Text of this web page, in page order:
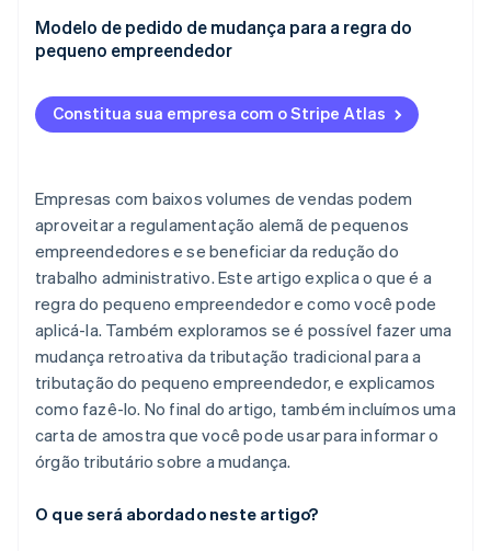
Quais casos especiais você deve considerar ao
mudar para a regra do pequeno empreendedor?
Modelo de pedido de mudança para a regra do
pequeno empreendedor
Constitua sua empresa com o Stripe Atlas
Empresas com baixos volumes de vendas podem
aproveitar a regulamentação alemã de pequenos
empreendedores e se beneficiar da redução do
trabalho administrativo. Este artigo explica o que é a
regra do pequeno empreendedor e como você pode
aplicá-la. Também exploramos se é possível fazer uma
mudança retroativa da tributação tradicional para a
tributação do pequeno empreendedor, e explicamos
como fazê-lo. No final do artigo, também incluímos uma
carta de amostra que você pode usar para informar o
órgão tributário sobre a mudança.
O que será abordado neste artigo?